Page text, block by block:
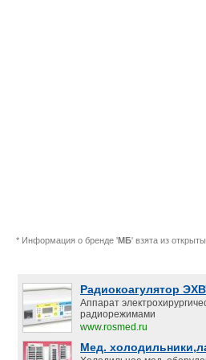
* Информация о бренде 'МБ' взята из
Радиокоагулятор
Аппарат
радиорежимами
www.rosmed.ru
Мед.